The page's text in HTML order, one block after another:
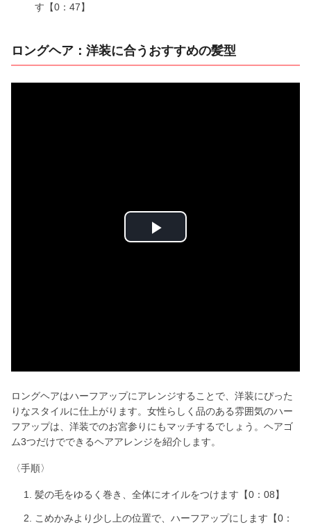
す【0：47】
ロングヘア：洋装に合うおすすめの髪型
P
V
i
d
o
ロングヘアはハーフアップにアレンジすることで、洋装にぴった
りなスタイルに仕上がります。女性らしく品のある雰囲気のハー
フアップは、洋装でのお宮参りにもマッチするでしょう。ヘアゴ
ム3つだけでできるヘアアレンジを紹介します。
〈手順〉
髪の毛をゆるく巻き、全体にオイルをつけます【0：08】
こめかみより少し上の位置で、ハーフアップにします【0：